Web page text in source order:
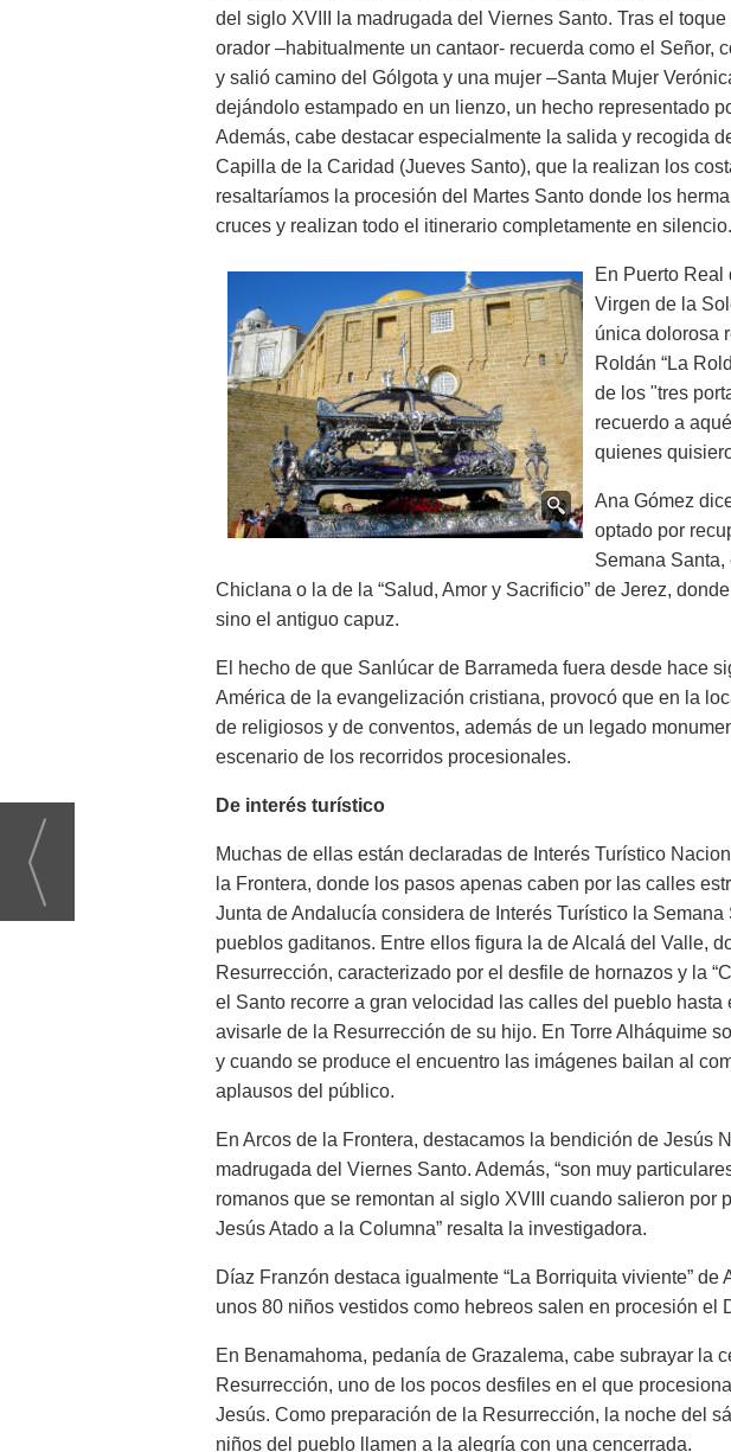
del siglo XVIII la madrugada del Viernes Santo. Tras el toque
orador –habitualmente un cantaor- recuerda como el Señor,
y salió camino del Gólgota y una mujer –Santa Mujer
dejándolo estampado en un lienzo, un hecho representado
Además, cabe destacar especialmente la salida y recogida
Capilla de la Caridad (Jueves Santo), que la realizan los
resaltaríamos la procesión del Martes Santo donde los
cruces y realizan todo el itinerario completamente en silencio.
En Puerto Real
Virgen de la
única dolorosa
Roldán “La
de los "tres
recuerdo a
quienes
Ana Gómez
optado por
Semana Santa,
Chiclana o la de la “Salud, Amor y Sacrificio” de Jerez,
sino el antiguo capuz.
El hecho de que Sanlúcar de Barrameda fuera desde hace
América de la evangelización cristiana, provocó que en la
de religiosos y de conventos, además de un legado
escenario de los recorridos procesionales.
De interés turístico
Muchas de ellas están declaradas de Interés Turístico
la Frontera, donde los pasos apenas caben por las calles
Junta de Andalucía considera de Interés Turístico la
pueblos gaditanos. Entre ellos figura la de Alcalá del Valle,
Resurrección, caracterizado por el desfile de hornazos y la
el Santo recorre a gran velocidad las calles del pueblo hasta
avisarle de la Resurrección de su hijo. En Torre Alháquime
y cuando se produce el encuentro las imágenes bailan al
aplausos del público.
En Arcos de la Frontera, destacamos la bendición de Jesús
madrugada del Viernes Santo. Además, “son muy
romanos que se remontan al siglo XVIII cuando salieron por
Jesús Atado a la Columna” resalta la investigadora.
Díaz Franzón destaca igualmente “La Borriquita viviente”
unos 80 niños vestidos como hebreos salen en procesión el
En Benamahoma, pedanía de Grazalema, cabe subrayar la
Resurrección, uno de los pocos desfiles en el que
Jesús. Como preparación de la Resurrección, la noche del
niños del pueblo llamen a la alegría con una cencerrada.